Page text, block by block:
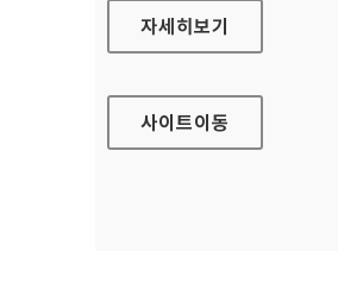
인사혁신처 대표 홈페이지
자세히보기
사이트이동